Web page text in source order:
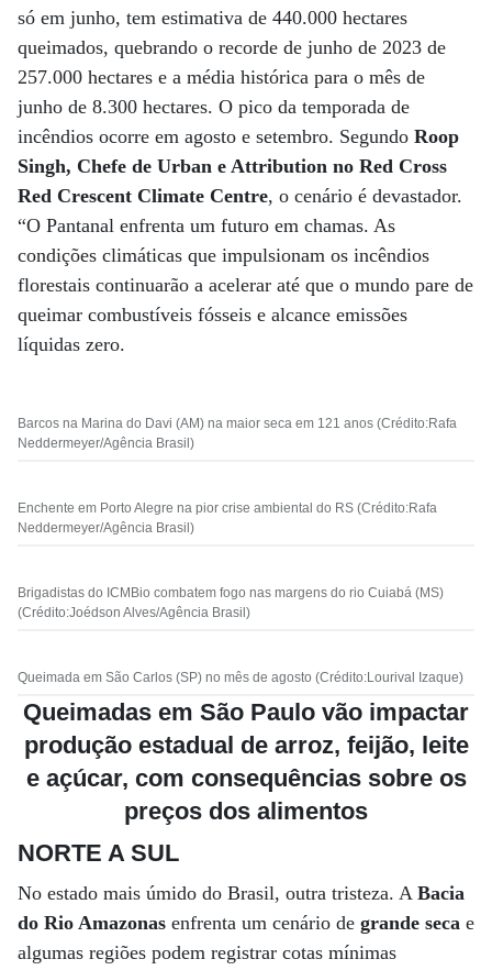
só em junho, tem estimativa de 440.000 hectares
queimados, quebrando o recorde de junho de 2023 de
257.000 hectares e a média histórica para o mês de
junho de 8.300 hectares. O pico da temporada de
incêndios ocorre em agosto e setembro. Segundo Roop
Singh, Chefe de Urban e Attribution no Red Cross
Red Crescent Climate Centre, o cenário é devastador.
“O Pantanal enfrenta um futuro em chamas. As
condições climáticas que impulsionam os incêndios
florestais continuarão a acelerar até que o mundo pare de
queimar combustíveis fósseis e alcance emissões
líquidas zero.
Barcos na Marina do Davi (AM) na maior seca em 121 anos (Crédito:Rafa
Neddermeyer/Agência Brasil)
Enchente em Porto Alegre na pior crise ambiental do RS (Crédito:Rafa
Neddermeyer/Agência Brasil)
Brigadistas do ICMBio combatem fogo nas margens do rio Cuiabá (MS)
(Crédito:Joédson Alves/Agência Brasil)
Queimada em São Carlos (SP) no mês de agosto (Crédito:Lourival Izaque)
Queimadas em São Paulo vão impactar
produção estadual de arroz, feijão, leite
e açúcar, com consequências sobre os
preços dos alimentos
NORTE A SUL
No estado mais úmido do Brasil, outra tristeza. A Bacia
do Rio Amazonas enfrenta um cenário de grande seca e
algumas regiões podem registrar cotas mínimas